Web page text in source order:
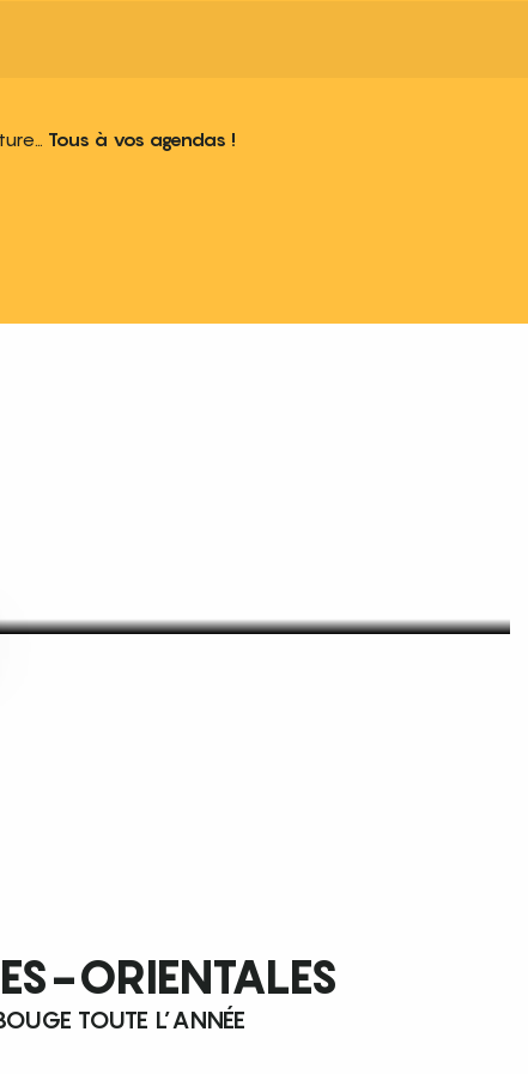
Tous à vos agendas !
ORIENTALES
TOUTE L’ANNÉE